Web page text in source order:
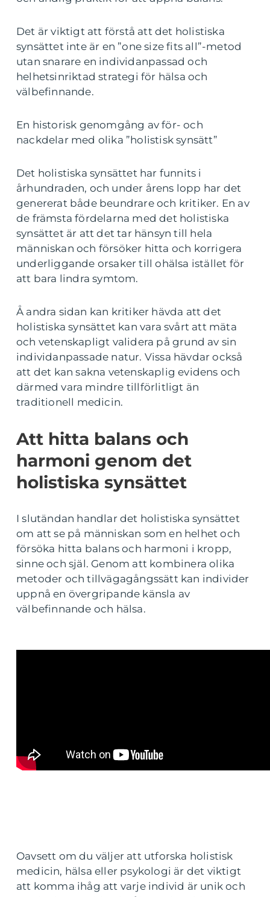
Det är viktigt att förstå att det holistiska
synsättet inte är en ”one size fits all”-metod
utan snarare en individanpassad och
helhetsinriktad strategi för hälsa och
välbefinnande.
En historisk genomgång av för- och
nackdelar med olika ”holistisk synsätt”
Det holistiska synsättet har funnits i
århundraden, och under årens lopp har det
genererat både beundrare och kritiker. En av
de främsta fördelarna med det holistiska
synsättet är att det tar hänsyn till hela
människan och försöker hitta och korrigera
underliggande orsaker till ohälsa istället för
att bara lindra symtom.
Å andra sidan kan kritiker hävda att det
holistiska synsättet kan vara svårt att mäta
och vetenskapligt validera på grund av sin
individanpassade natur. Vissa hävdar också
att det kan sakna vetenskaplig evidens och
därmed vara mindre tillförlitligt än
traditionell medicin.
Att hitta balans och
harmoni genom det
holistiska synsättet
I slutändan handlar det holistiska synsättet
om att se på människan som en helhet och
försöka hitta balans och harmoni i kropp,
sinne och själ. Genom att kombinera olika
metoder och tillvägagångssätt kan individer
uppnå en övergripande känsla av
välbefinnande och hälsa.
Oavsett om du väljer att utforska holistisk
medicin, hälsa eller psykologi är det viktigt
att komma ihåg att varje individ är unik och